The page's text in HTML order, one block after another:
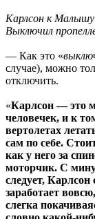
Карлсон к Малышу
Выключил
— Как это «
случае), можно
отключить.
«Карлсон — это
человечек, и к
вертолетах
сам по себе.
как у него за
моторчик. С
следует,
заработает
слегка